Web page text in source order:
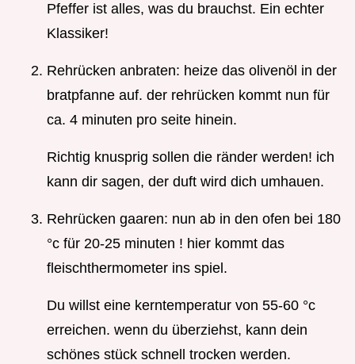
Pfeffer ist alles, was du brauchst. Ein echter
Klassiker!
Rehrücken anbraten: heize das olivenöl in der
bratpfanne auf. der rehrücken kommt nun für
ca. 4 minuten pro seite hinein.
Richtig knusprig sollen die ränder werden! ich
kann dir sagen, der duft wird dich umhauen.
Rehrücken gaaren: nun ab in den ofen bei 180
°c für 20-25 minuten ! hier kommt das
fleischthermometer ins spiel.
Du willst eine kerntemperatur von 55-60 °c
erreichen. wenn du überziehst, kann dein
schönes stück schnell trocken werden.